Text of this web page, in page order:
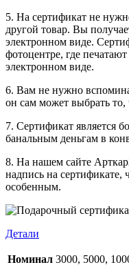
5. На сертификат не
другой товар. Вы
электронном виде.
фотоцентре, где
электронном виде.
6. Вам не нужно
он сам может выбрать
7. Сертификат является
банальным деньгам в
8. На нашем сайте
надпись на сертификате,
особенным.
Детали
Номинал 3000, 5000,